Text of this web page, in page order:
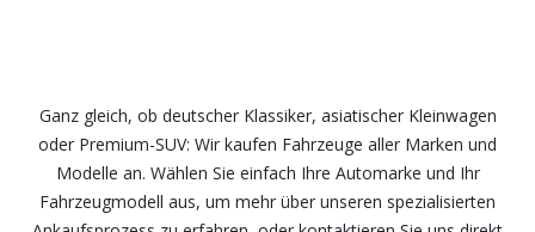
Ganz gleich, ob deutscher Klassiker, asiatischer Kleinwagen
oder Premium-SUV: Wir kaufen Fahrzeuge aller Marken und
Modelle an. Wählen Sie einfach Ihre Automarke und Ihr
Fahrzeugmodell aus, um mehr über unseren spezialisierten